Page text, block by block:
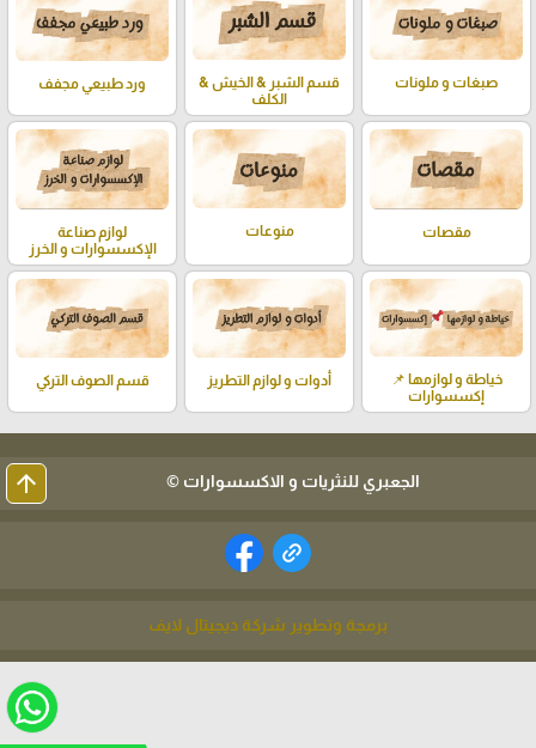
صبغات و ملونات
قسم الشبر & الخيش &
الكلف
ورد طبيعي مجفف
مقصات منوعات
لوازم صناعة
الإكسسوارات و الخرز
خياطة و لوازمها 📌
إكسسوارات
أدوات و لوازم التطريز قسم الصوف التركي
الجعبري للنثريات و الاكسسوارات © arrow_upward
برمجة وتطوير شركة ديجيتال لايف